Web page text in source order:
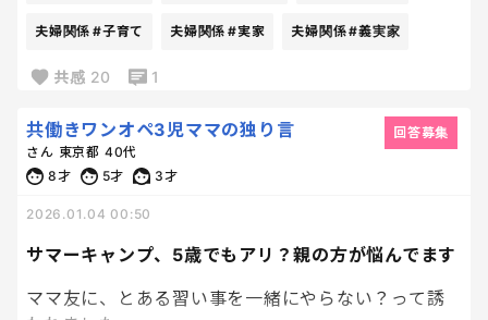
長男（7才）のときのワークショップの立ち位置は
最前線で母が壁になり、盾になり、時々、工作まで請
け負うやつ。
以上、疲れたっていう独り言。
次は「小学生📚」買わせてみようかな～
だからこそ、しんどくなるときがあるんだよね。
さ。
会えば気を遣うし、ちょっとした一言を「今の、ど
ういう意味だった？」って過敏に反応してしまう。
悪気はないって分かってる言葉ほど地味にジワジワ刺
子育てのアドバイスもくれる。さりげないし、押し
夫婦関係 #子育て 夫婦関係 #実家 夫婦関係#義実家
共感 20 1
サマーキャンプ、5歳でもアリ？親の方が悩んでます
共働きワンオペ3児ママの独り言
さん 東京都 40代
回答募集
8才 5才 3才
2026.01.04 00:50
ママ友に、とある習い事を一緒にやらない？って誘